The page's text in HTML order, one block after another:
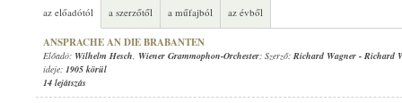
az előadótól a szerzőtől a műfajból az évből
ANSPRACHE AN DIE BRABANTEN
Előadó: Wilhelm Hesch, Wiener Grammophon-Orchester; Szerző: Richard Wagner - Richard
ideje: 1905 körül
14 lejátszás